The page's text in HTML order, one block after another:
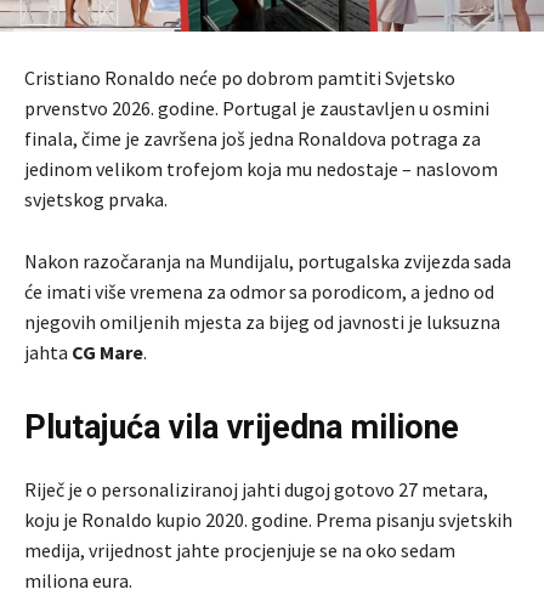
Cristiano Ronaldo neće po dobrom pamtiti Svjetsko
prvenstvo 2026. godine. Portugal je zaustavljen u osmini
finala, čime je završena još jedna Ronaldova potraga za
jedinom velikom trofejom koja mu nedostaje – naslovom
svjetskog prvaka.
Nakon razočaranja na Mundijalu, portugalska zvijezda sada
će imati više vremena za odmor sa porodicom, a jedno od
njegovih omiljenih mjesta za bijeg od javnosti je luksuzna
jahta CG Mare.
Plutajuća vila vrijedna milione
Riječ je o personaliziranoj jahti dugoj gotovo 27 metara,
koju je Ronaldo kupio 2020. godine. Prema pisanju svjetskih
medija, vrijednost jahte procjenjuje se na oko sedam
miliona eura.